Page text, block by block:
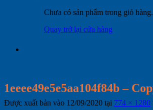
Chưa có sản phẩm trong giỏ hàng.
Quay trở lại cửa hàng
1eeee49e5e5aa104f84b –
Được xuất bản vào 12/09/2020 tại 774 × 1280